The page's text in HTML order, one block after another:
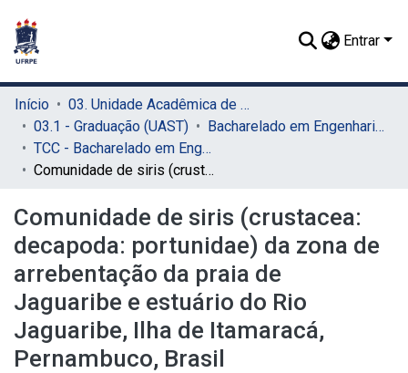
Entrar
Início
03. Unidade Acadêmica de Serra Talhada (UAST)
03.1 - Graduação (UAST)
Bacharelado em Engenharia de Pesca (UAST)
TCC - Bacharelado em Engenharia de Pesca (UAST)
Comunidade de siris (crustacea: decapoda: portunidae) da zona de arrebentação da praia de Jaguaribe e estuário do Rio Jaguaribe, Ilha de Itamaracá, Pernambuco, Brasil
Comunidade de siris (crustacea:
decapoda: portunidae) da zona de
arrebentação da praia de
Jaguaribe e estuário do Rio
Jaguaribe, Ilha de Itamaracá,
Pernambuco, Brasil